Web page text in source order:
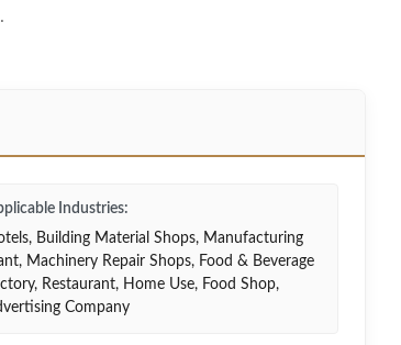
Industries:
Building Material Shops, Manufacturing
Machinery Repair Shops, Food & Beverage
Restaurant, Home Use, Food Shop,
Company